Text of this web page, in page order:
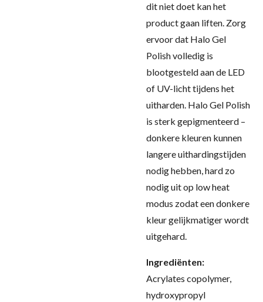
dit niet doet kan het
product gaan liften. Zorg
ervoor dat Halo Gel
Polish volledig is
blootgesteld aan de LED
of UV-licht tijdens het
uitharden. Halo Gel Polish
is sterk gepigmenteerd –
donkere kleuren kunnen
langere uithardingstijden
nodig hebben, hard zo
nodig uit op low heat
modus zodat een donkere
kleur gelijkmatiger wordt
uitgehard.
Ingrediënten:
Acrylates copolymer,
hydroxypropyl